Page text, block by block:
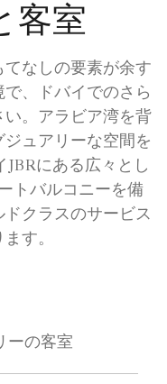
客室
てなしの要素が余す
、ドバイでのさら
。アラビア湾を背
ュアリーな空間を
にある広々とし
トバルコニーを備
クラスのサービス
す。
ーの客室